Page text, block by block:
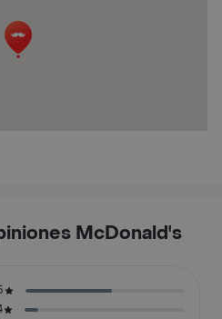
McDonald's